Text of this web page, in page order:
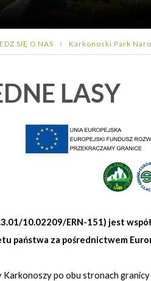
SIĘ O NAS Karkonoski Park
LASY
10.02209/ERN-151) jest
państwa za pośrednictwem
po obu stronach